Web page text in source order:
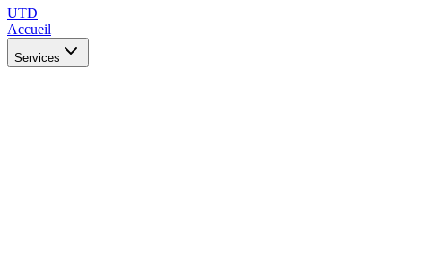
UTD
Accueil
Services